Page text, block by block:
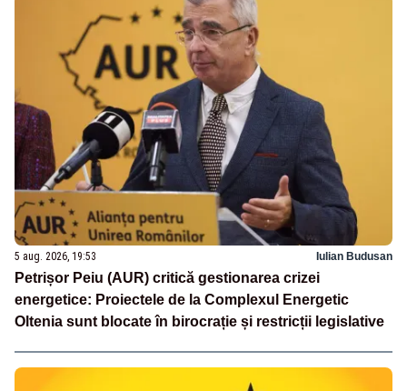
5 aug. 2026, 19:53 Iulian Budusan
Petrișor Peiu (AUR) critică gestionarea crizei
energetice: Proiectele de la Complexul Energetic
Oltenia sunt blocate în birocrație și restricții legislative